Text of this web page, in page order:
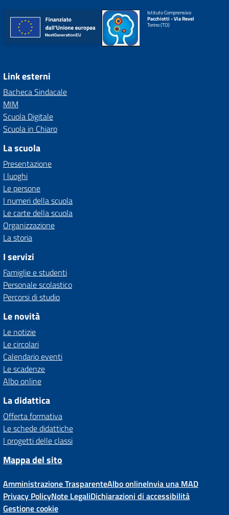
Istituto Comprensivo
Pacchiotti - Via Revel
Torino (TO)
Link esterni
Bacheca Sindacale
MIM
Scuola Digitale
Scuola in Chiaro
La scuola
Presentazione
I luoghi
Le persone
I numeri della scuola
Le carte della scuola
Organizzazione
La storia
I servizi
Famiglie e studenti
Personale scolastico
Percorsi di studio
Le novità
Le notizie
Le circolari
Calendario eventi
Le scadenze
Albo online
La didattica
Offerta formativa
Le schede didattiche
I progetti delle classi
Mappa del sito
Amministrazione TrasparenteAlbo onlineInvia una MAD
Privacy PolicyNote LegaliDichiarazioni di accessibilità
Gestione cookie